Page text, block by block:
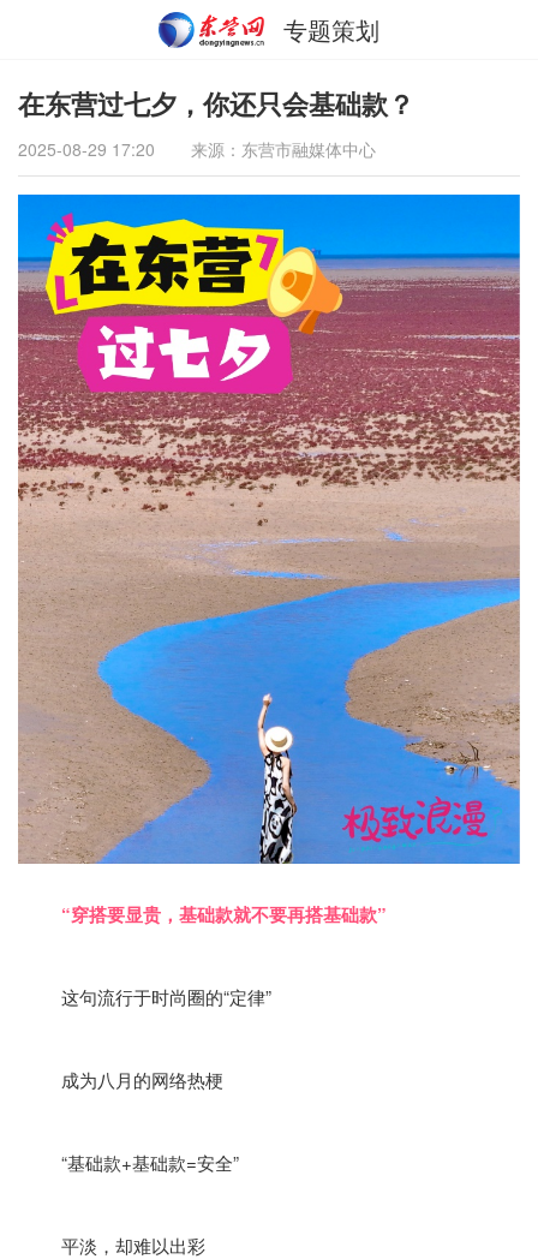
专题策划
在东营过七夕，你还只会基础款？
2025-08-29 17:20 来源：东营市融媒体中心
“穿搭要显贵，基础款就不要再搭基础款”
这句流行于时尚圈的“定律”
成为八月的网络热梗
“基础款+基础款=安全”
平淡，却难以出彩